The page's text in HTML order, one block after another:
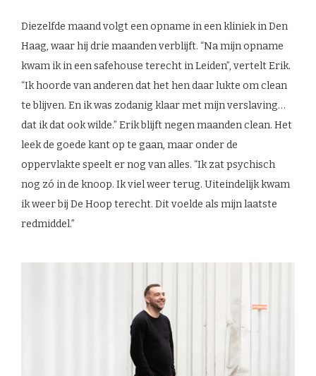
Diezelfde maand volgt een opname in een kliniek in Den
Haag, waar hij drie maanden verblijft. “Na mijn opname
kwam ik in een safehouse terecht in Leiden”, vertelt Erik.
“Ik hoorde van anderen dat het hen daar lukte om clean
te blijven. En ik was zodanig klaar met mijn verslaving…
dat ik dat ook wilde.” Erik blijft negen maanden clean. Het
leek de goede kant op te gaan, maar onder de
oppervlakte speelt er nog van alles. “Ik zat psychisch
nog zó in de knoop. Ik viel weer terug. Uiteindelijk kwam
ik weer bij De Hoop terecht. Dit voelde als mijn laatste
redmiddel.”